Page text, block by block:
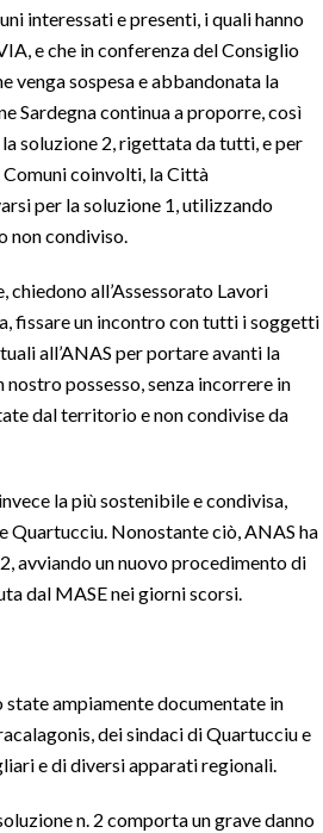
interessati e presenti, i quali hanno
e che in conferenza del Consiglio
venga sospesa e abbandonata la
Sardegna continua a proporre, così
soluzione 2, rigettata da tutti, e per
coinvolti, la Città
per la soluzione 1, utilizzando
non condiviso.
all’Assessorato Lavori
fissare un incontro con tutti i soggetti
all’ANAS per portare avanti la
possesso, senza incorrere in
dal territorio e non condivise da
la più sostenibile e condivisa,
Quartucciu. Nonostante ciò, ANAS ha
avviando un nuovo procedimento di
dal MASE nei giorni scorsi.
state ampiamente documentate in
dei sindaci di Quartucciu e
e di diversi apparati regionali.
n. 2 comporta un grave danno